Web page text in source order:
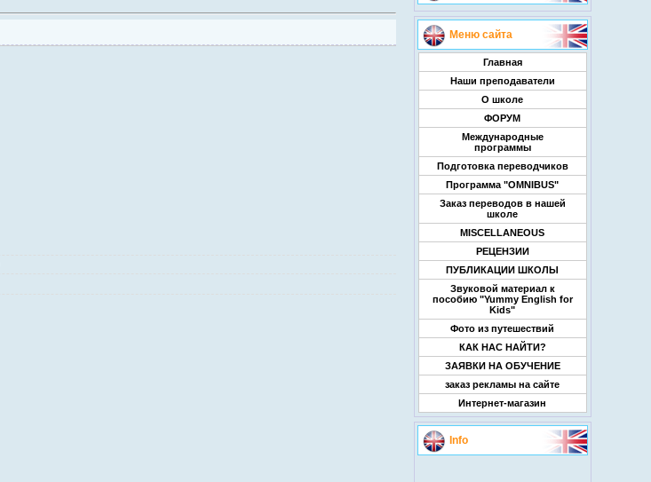
Меню сайта
Главная
Наши преподаватели
О школе
ФОРУМ
Международные
программы
Подготовка переводчиков
Программа "OMNIBUS"
Заказ переводов в нашей
школе
MISCELLANEOUS
РЕЦЕНЗИИ
ПУБЛИКАЦИИ ШКОЛЫ
Звуковой материал к
пособию "Yummy English for
Kids"
Фото из путешествий
КАК НАС НАЙТИ?
ЗАЯВКИ НА ОБУЧЕНИЕ
заказ рекламы на сайте
Интернет-магазин
Info